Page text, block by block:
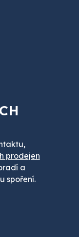
prodejen
a
spoření.